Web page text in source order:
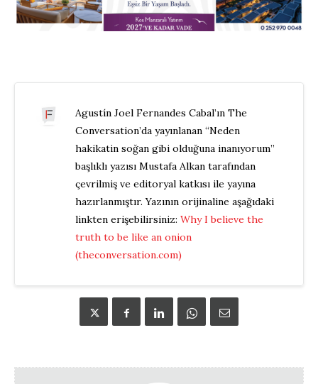
Agustín Joel Fernandes Cabal’ın The
Conversation’da yayınlanan “Neden
hakikatin soğan gibi olduğuna inanıyorum”
başlıklı yazısı Mustafa Alkan tarafından
çevrilmiş ve editoryal katkısı ile yayına
hazırlanmıştır. Yazının orijinaline aşağıdaki
linkten erişebilirsiniz: Why I believe the
truth to be like an onion
(theconversation.com)